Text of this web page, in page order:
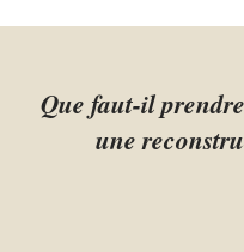
Que faut-il
une